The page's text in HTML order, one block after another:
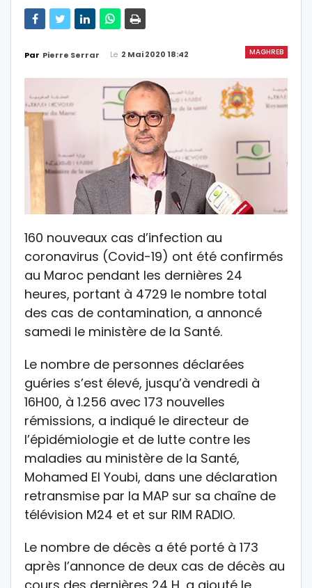
MAGHREB
Par Pierre Serrar Le 2 Mai 2020 18:42
160 nouveaux cas d’infection au
coronavirus (Covid-19) ont été confirmés
au Maroc pendant les dernières 24
heures, portant à 4729 le nombre total
des cas de contamination, a annoncé
samedi le ministère de la Santé.
Le nombre de personnes déclarées
guéries s’est élevé, jusqu’à vendredi à
16H00, à 1.256 avec 173 nouvelles
rémissions, a indiqué le directeur de
l’épidémiologie et de lutte contre les
maladies au ministère de la Santé,
Mohamed El Youbi, dans une déclaration
retransmise par la MAP sur sa chaîne de
télévision M24 et et sur RIM RADIO.
Le nombre de décès a été porté à 173
après l’annonce de deux cas de décès au